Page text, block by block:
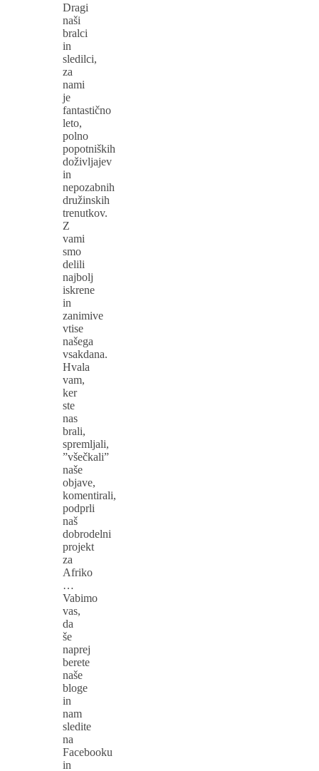
Dragi
naši
bralci
in
sledilci,
za
nami
je
fantastično
leto,
polno
popotniških
doživljajev
in
nepozabnih
družinskih
trenutkov.
Z
vami
smo
delili
najbolj
iskrene
in
zanimive
vtise
našega
vsakdana.
Hvala
vam,
ker
ste
nas
brali,
spremljali,
”všečkali”
naše
objave,
komentirali,
podprli
naš
dobrodelni
projekt
za
Afriko
…
Vabimo
vas,
da
še
naprej
berete
naše
bloge
in
nam
sledite
na
Facebooku
in